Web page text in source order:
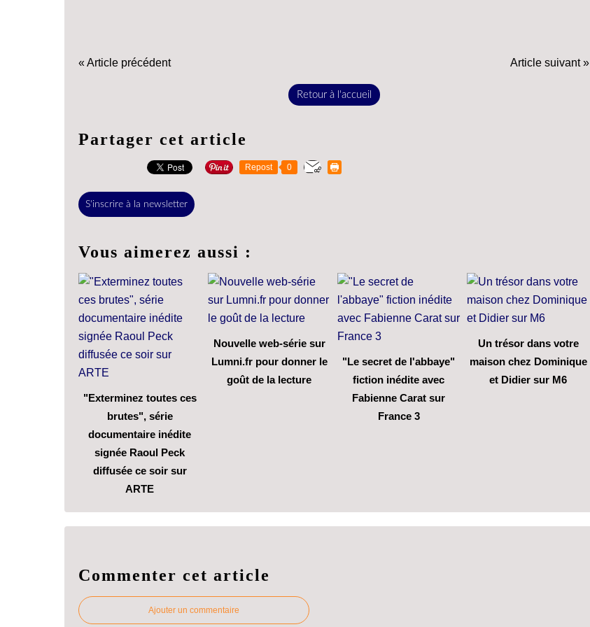
« Article précédent Article suivant »
Retour à l'accueil
Partager cet article
Repost 0
S'inscrire à la newsletter
Vous aimerez aussi :
"Exterminez toutes ces
brutes", série
documentaire inédite
signée Raoul Peck
diffusée ce soir sur
ARTE
Nouvelle web-série sur
Lumni.fr pour donner le
goût de la lecture
"Le secret de l'abbaye"
fiction inédite avec
Fabienne Carat sur
France 3
Un trésor dans votre
maison chez Dominique
et Didier sur M6
Commenter cet article
Ajouter un commentaire